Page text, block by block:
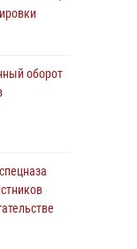
в
по
войск
оборот